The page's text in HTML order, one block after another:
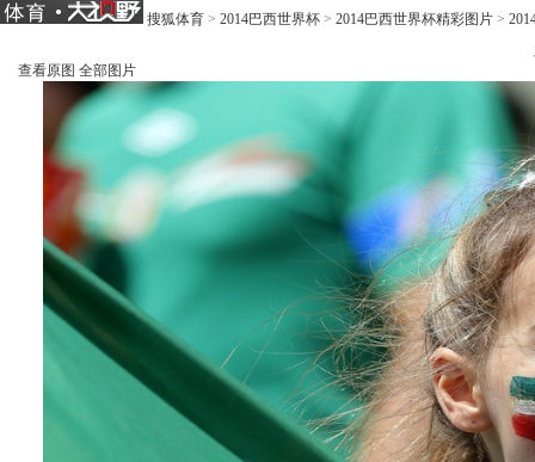
搜狐体育 > 2014巴西世界杯 > 2014巴西世界杯精彩图片 >
查看原图 全部图片